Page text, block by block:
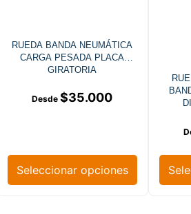
RUEDA BANDA NEUMÁTICA
CARGA PESADA PLACA
GIRATORIA
$35.000
Seleccionar opciones